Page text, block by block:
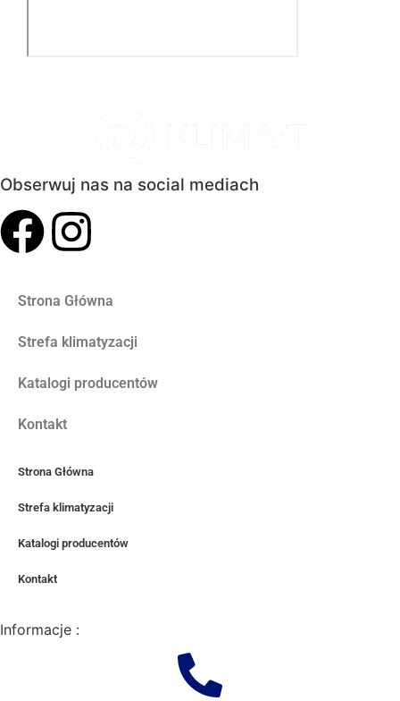
Obserwuj nas na social mediach
Strona Główna
Strefa klimatyzacji
Katalogi producentów
Kontakt
Strona Główna
Strefa klimatyzacji
Katalogi producentów
Kontakt
Informacje :